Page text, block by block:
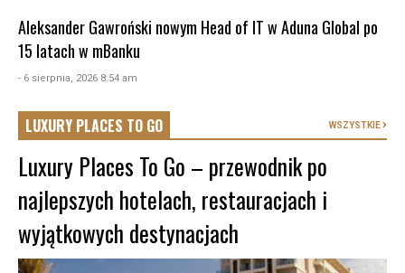
Aleksander Gawroński nowym Head of IT w Aduna Global po
15 latach w mBanku
- 6 sierpnia, 2026 8:54 am
LUXURY PLACES TO GO WSZYSTKIE
Luxury Places To Go – przewodnik po
najlepszych hotelach, restauracjach i
wyjątkowych destynacjach